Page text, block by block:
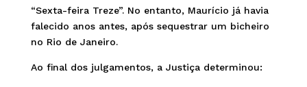
“Sexta-feira Treze”. No entanto, Maurício já havia
falecido anos antes, após sequestrar um bicheiro
no Rio de Janeiro.
Ao final dos julgamentos, a Justiça determinou: